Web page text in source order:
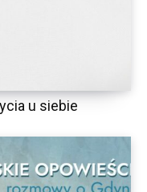
u siebie